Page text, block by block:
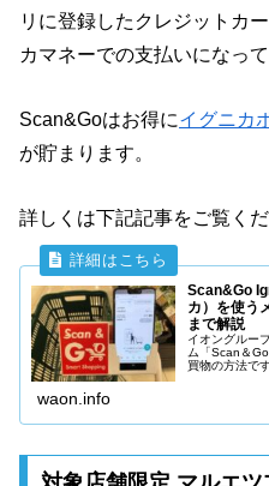
リに登録したクレジットカ
カマネーでの支払いになって
Scan&Goはお得にイグニカ
が貯まります。
詳しくは下記記事をご覧くだ
Scan&Go
カ）を使う
まで解説
イオングルー
ム「Scan＆
買物の方法で
waon.info